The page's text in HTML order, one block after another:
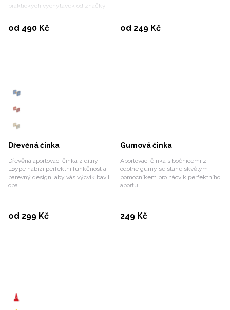
praktických vychytávek od značky
od 490 KčVybrat variantu od 249 KčVybrat variantu
Dřevěná činka
Dřevěná aportovací činka z dílny
Løype nabízí perfektní funkčnost a
barevný design, aby vás výcvik bavil
oba.
od 299 KčVybrat variantu
Gumová činka
Aportovací činka s bočnicemi z
odolné gumy se stane skvělým
pomocníkem pro nácvik perfektního
aportu.
249 Kč